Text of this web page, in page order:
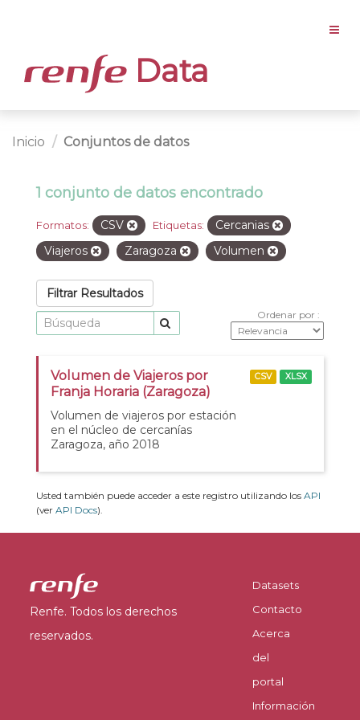
Data
Inicio Conjuntos de datos
1 conjunto de datos encontrado
Formatos: CSV Etiquetas:
Cercanias
Viajeros
Zaragoza Volumen
Filtrar Resultados
Ordenar por
Volumen de Viajeros por
Franja Horaria (Zaragoza)
Volumen de viajeros por estación
en el núcleo de cercanías
Zaragoza, año 2018
CSV XLSX
Usted también puede acceder a este registro utilizando los API
(ver API Docs).
Renfe. Todos los derechos
reservados.
Datasets
Contacto
Acerca
del
portal
Información